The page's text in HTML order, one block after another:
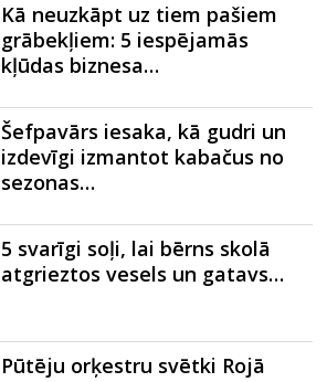
Kā neuzkāpt uz tiem pašiem
grābekļiem: 5 iespējamās
kļūdas biznesa…
Šefpavārs iesaka, kā gudri un
izdevīgi izmantot kabačus no
sezonas…
5 svarīgi soļi, lai bērns skolā
atgrieztos vesels un gatavs…
Pūtēju orķestru svētki Rojā